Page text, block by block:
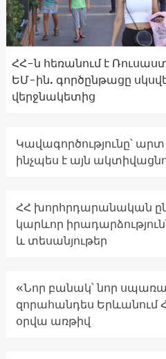
ՀՀ-ն հեռանում է
ԵՄ-ին. գործընթացը
վերջնակետից
Կավագործությունը՝
ինչպես է այն
ՀՀ խորհրդարանական
կարևոր
և տեսանյութեր
«Նոր բանակ՝ նոր
զորահանդես Երևանում
օրվա առթիվ